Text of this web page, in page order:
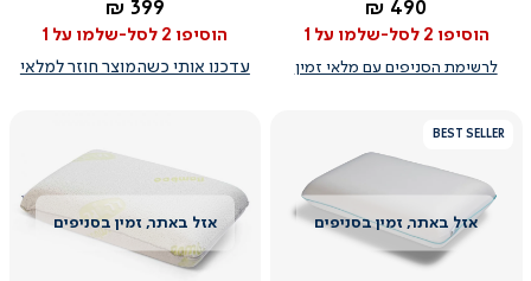
החל מ-
490 ₪
הוסיפו 2 לסל-שלמו על 1
לרשימת הסניפים עם מלאי זמין
החל מ-
399 ₪
הוסיפו 2 לסל-שלמו על 1
עדכנו אותי כשהמוצר חוזר למלאי
BEST SELLER
צפייה
מהירה
צפייה
מהירה